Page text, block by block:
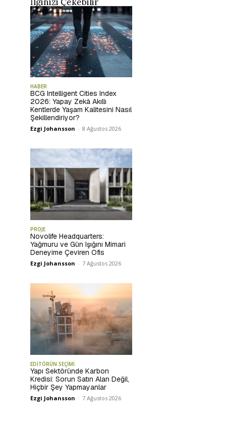
HABER
BCG Intelligent Cities Index
2026: Yapay Zekâ Akıllı
Kentlerde Yaşam Kalitesini Nasıl
Şekillendiriyor?
Ezgi Johansson - 8 Ağustos 2026
PROJE
Novolife Headquarters:
Yağmuru ve Gün Işığını Mimari
Deneyime Çeviren Ofis
Ezgi Johansson - 7 Ağustos 2026
EDİTÖRÜN SEÇİMİ
Yapı Sektöründe Karbon
Kredisi: Sorun Satın Alan Değil,
Hiçbir Şey Yapmayanlar
Ezgi Johansson - 7 Ağustos 2026